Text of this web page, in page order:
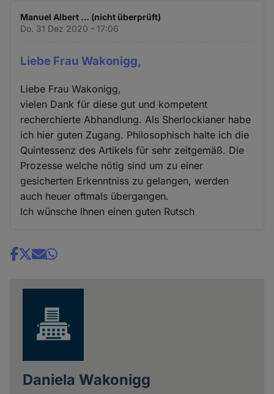
Manuel Albert … (nicht überprüft)
Do. 31 Dez 2020 - 17:06
Liebe Frau Wakonigg,
Liebe Frau Wakonigg,
vielen Dank für diese gut und kompetent
recherchierte Abhandlung. Als Sherlockianer habe
ich hier guten Zugang. Philosophisch halte ich die
Quintessenz des Artikels für sehr zeitgemäß. Die
Prozesse welche nötig sind um zu einer
gesicherten Erkenntniss zu gelangen, werden
auch heuer oftmals übergangen.
Ich wünsche Ihnen einen guten Rutsch
Share
Daniela Wakonigg